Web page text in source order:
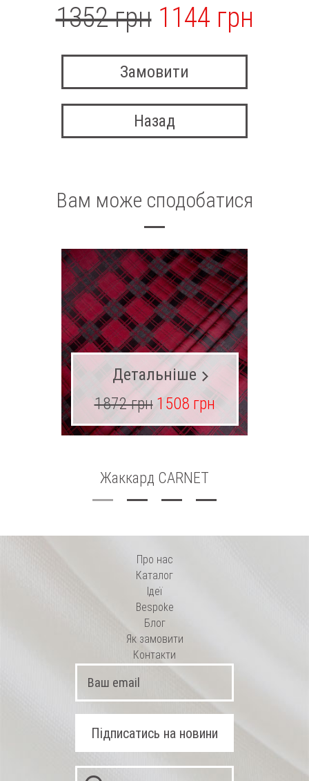
1352 грн 1144 грн
Замовити
Назад
Вам може сподобатися
Жаккард CARNET
Детальніше
1872 грн 1508 грн
Про нас
Каталог
Ідеї
Bespoke
Блог
Як замовити
Контакти